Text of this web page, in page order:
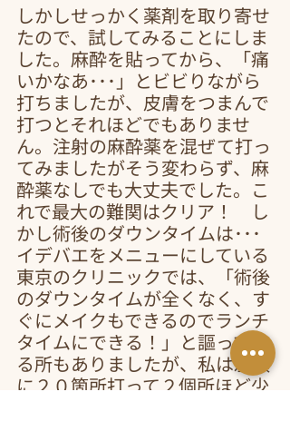
しかしせっかく薬剤を取り寄せ
たので、試してみることにしま
した。麻酔を貼ってから、「痛
いかなあ･･･」とビビりながら
打ちましたが、皮膚をつまんで
打つとそれほどでもありませ
ん。注射の麻酔薬を混ぜて打っ
てみましたがそう変わらず、麻
酔薬なしでも大丈夫でした。こ
れで最大の難関はクリア！　し
かし術後のダウンタイムは･･･
イデバエをメニューにしている
東京のクリニックでは、「術後
のダウンタイムが全くなく、す
ぐにメイクもできるのでランチ
タイムにできる！」と謳ってい
る所もありましたが、私は左頬
に２０箇所打って２個所ほど少